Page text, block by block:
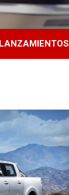
LANZAMIENTOS